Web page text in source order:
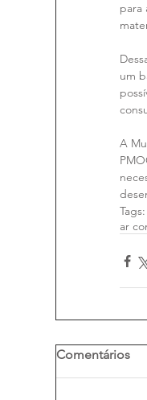
para
um
A
Tags:
ar
Comentários